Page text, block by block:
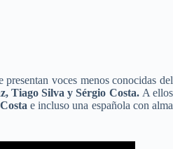
voces menos conocidas del
Tiago Silva y Sérgio Costa. A ellos
e incluso una española con alma